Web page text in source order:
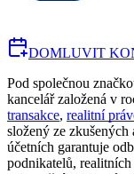
DOMLUVIT
Pod společnou
kancelář založená v
transakce, realitní
složený ze
účetních garantuje
podnikatelů,